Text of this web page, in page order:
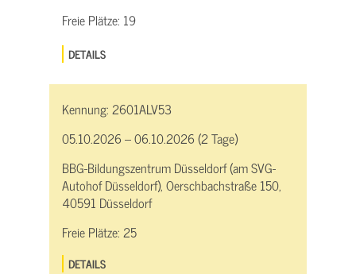
Freie Plätze: 19
DETAILS
Kennung:2601ALV53
05.10.2026 – 06.10.2026 (2 Tage)
BBG-Bildungszentrum Düsseldorf (am SVG-
Autohof Düsseldorf), Oerschbachstraße 150,
40591 Düsseldorf
Freie Plätze:25
DETAILS